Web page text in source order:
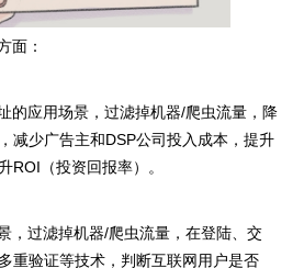
面：
的应用场景，过滤掉机器/爬虫流量，降
减少广告主和DSP公司投入成本，提升
ROI（投资回报率）。
，过滤掉机器/爬虫流量，在登陆、交
重验证等技术，判断互联网用户是否